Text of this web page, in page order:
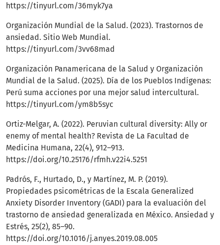
https://tinyurl.com/36myk7ya
Organización Mundial de la Salud. (2023). Trastornos de
ansiedad. Sitio Web Mundial.
https://tinyurl.com/3vv68mad
Organización Panamericana de la Salud y Organización
Mundial de la Salud. (2025). Día de los Pueblos Indígenas:
Perú suma acciones por una mejor salud intercultural.
https://tinyurl.com/ym8b5syc
Ortiz-Melgar, A. (2022). Peruvian cultural diversity: Ally or
enemy of mental health? Revista de La Facultad de
Medicina Humana, 22(4), 912–913.
https://doi.org/10.25176/rfmh.v22i4.5251
Padrós, F., Hurtado, D., y Martínez, M. P. (2019).
Propiedades psicométricas de la Escala Generalized
Anxiety Disorder Inventory (GADI) para la evaluación del
trastorno de ansiedad generalizada en México. Ansiedad y
Estrés, 25(2), 85–90.
https://doi.org/10.1016/j.anyes.2019.08.005